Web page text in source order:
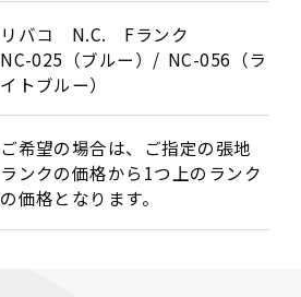
リバコ　N.C.　Fランク
NC-025（ブルー）/  NC-056（ラ
イトブルー）
ご希望の場合は、ご指定の張地
ランクの価格から1つ上のランク
の価格となります。